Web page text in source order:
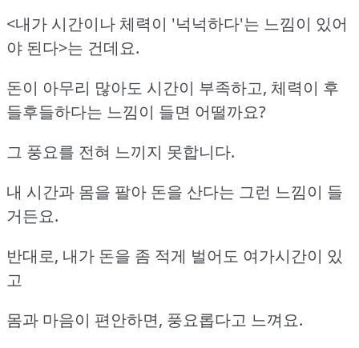
<내가 시간이나 체력이 '넉넉하다'는 느낌이 있어
야 된다>는 건데요.
돈이 아무리 많아도 시간이 부족하고, 체력이 후
들후들하다는 느낌이 들면 어떨까요?
그 풍요를 전혀 느끼지 못합니다.
내 시간과 몸을 팔아 돈을 산다는 그런 느낌이 들
거든요.
반대로, 내가 돈을 좀 적게 벌어도 여가시간이 있
고
몸과 마음이 편안하면, 풍요롭다고 느껴요.